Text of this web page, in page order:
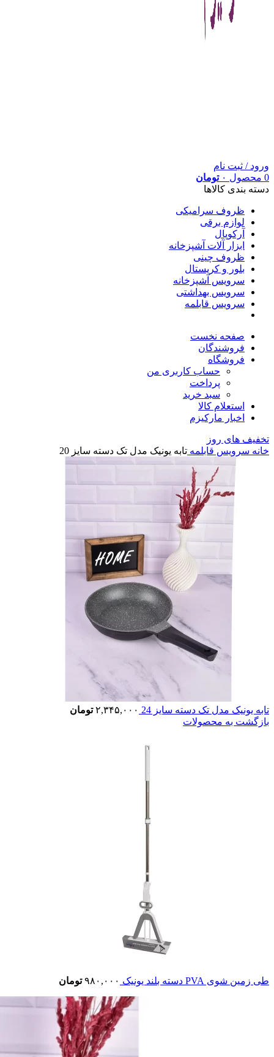
ورود / ثبت نام
0 محصول ۰ تومان
دسته بندی کالاها
ظروف سرامیکی
لوازم برقی
آرکوپال
ابزار آلات آشپزخانه
ظروف چینی
بلور و کریستال
سرویس آشپزخانه
سرویس بهداشتی
سرویس قابلمه
صفحه نخست
فروشندگان
فروشگاه
حساب کاربری من
پرداخت
سبد خرید
استعلام کالا
اخبار مارکیزم
تخفیف های روز
خانه سرویس قابلمه تابه یونیک مدل تک دسته سایز 20
تابه یونیک مدل تک دسته سایز 24 ۲,۳۴۵,۰۰۰ تومان
بازگشت به محصولات
طی زمین شوی PVA دسته بلند یونیک ۹۸۰,۰۰۰ تومان